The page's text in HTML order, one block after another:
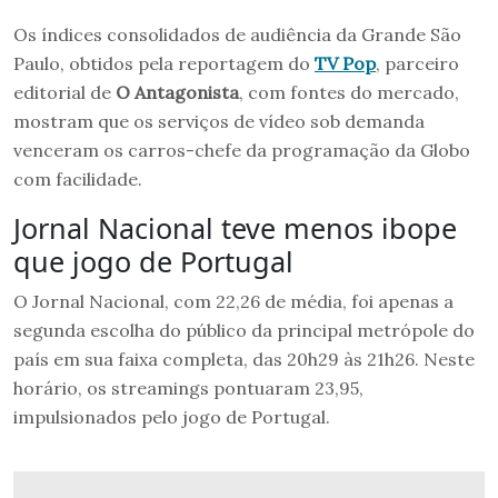
Os índices consolidados de audiência da Grande São
Paulo, obtidos pela reportagem do TV Pop, parceiro
editorial de O Antagonista, com fontes do mercado,
mostram que os serviços de vídeo sob demanda
venceram os carros-chefe da programação da Globo
com facilidade.
Jornal Nacional teve menos ibope
que jogo de Portugal
O Jornal Nacional, com 22,26 de média, foi apenas a
segunda escolha do público da principal metrópole do
país em sua faixa completa, das 20h29 às 21h26. Neste
horário, os streamings pontuaram 23,95,
impulsionados pelo jogo de Portugal.